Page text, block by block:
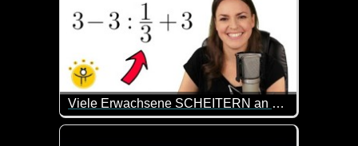
Viele Erwachsene SCHEITERN an dieser Aufgabe, du aber NICHT!
Weil es ab und zu mal wieder total interessant ist,